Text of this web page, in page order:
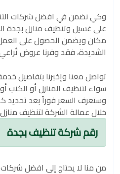
وكي نضمن في افضل شركات
على غسيل وتنظيف منازل بجدة
مكان ويضمن الحصول على
الشديدة، فقد وفرنا عروض
تواصل معنا وإخبرنا بتفاصيل
سواء لتنظيف المنازل أو الكنب
وستعرف السعر فوراً بعد تحديد
خلال عمالة الشركة لتنظيف
رقم شركة تنظيف بجدة
من منا لا يحتاج إلى افضل